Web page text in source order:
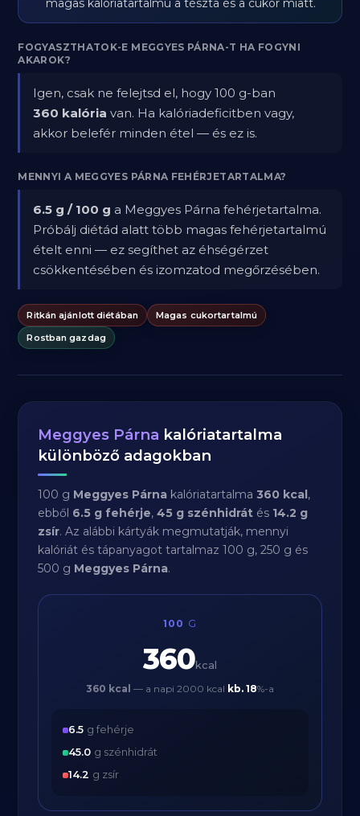
magas kalóriatartalmú a tészta és a cukor miatt.
FOGYASZTHATOK-E MEGGYES PÁRNA-T HA FOGYNI
AKAROK?
Igen, csak ne felejtsd el, hogy 100 g-ban
360 kalória van. Ha kalóriadeficitben vagy,
akkor belefér minden étel — és ez is.
MENNYI A MEGGYES PÁRNA FEHÉRJETARTALMA?
6.5 g / 100 g a Meggyes Párna fehérjetartalma.
Próbálj diétád alatt több magas fehérjetartalmú
ételt enni — ez segíthet az éhségérzet
csökkentésében és izomzatod megőrzésében.
Ritkán ajánlott diétában
Magas cukortartalmú
Rostban gazdag
Meggyes Párna kalóriatartalma
különböző adagokban
100 g Meggyes Párna kalóriatartalma360 kcal,
ebből 6.5 g fehérje,45 g szénhidrát és 14.2 g
zsír. Az alábbi kártyák megmutatják, mennyi
kalóriát és tápanyagot tartalmaz 100 g, 250 g és
500 g Meggyes Párna.
100 G
360kcal
360 kcal — a napi 2000 kcal kb. 18%-a
6.5 g fehérje
45.0 g szénhidrát
14.2 g zsír